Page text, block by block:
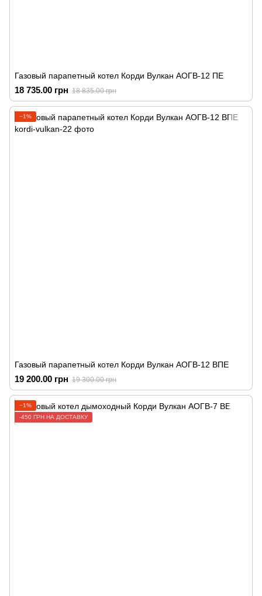
Газовый парапетный котел Корди Вулкан АОГВ-12 ПЕ
18 735.00 грн 18 835.00 грн
−1%
Газовый парапетный котел Корди Вулкан АОГВ-12 ВПЕ
19 200.00 грн 19 300.00 грн
−1%
-450 ГРН НА ДОСТАВКУ